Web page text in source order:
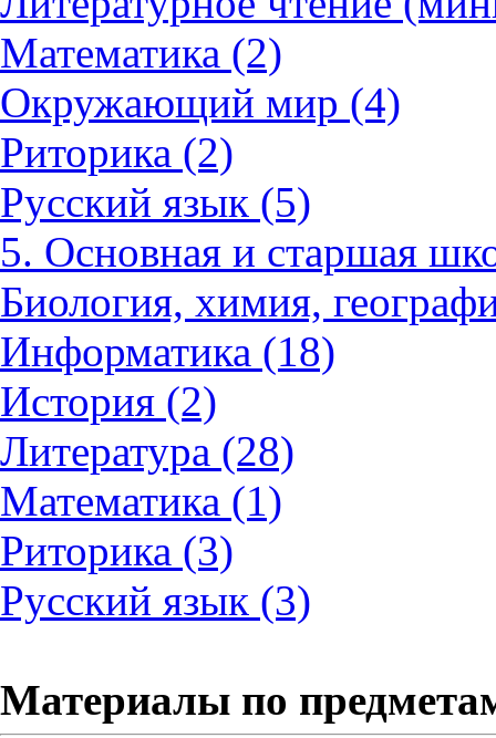
Математика (2)
Окружающий мир (4)
Риторика (2)
Русский язык (5)
5. Основная и старшая
Биология, химия,
Информатика (18)
История (2)
Литература (28)
Математика (1)
Риторика (3)
Русский язык (3)
Материалы по